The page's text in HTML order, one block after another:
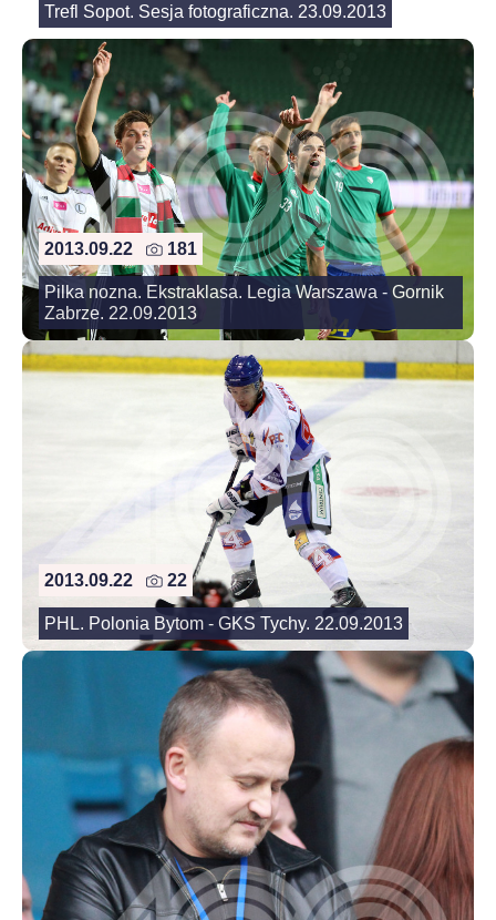
Trefl Sopot. Sesja fotograficzna. 23.09.2013
2013.09.22 181
Pilka nozna. Ekstraklasa. Legia Warszawa - Gornik
Zabrze. 22.09.2013
2013.09.22 22
PHL. Polonia Bytom - GKS Tychy. 22.09.2013